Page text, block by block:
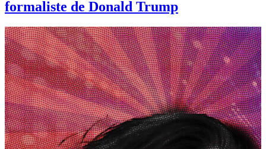
formaliste de Donald Trump